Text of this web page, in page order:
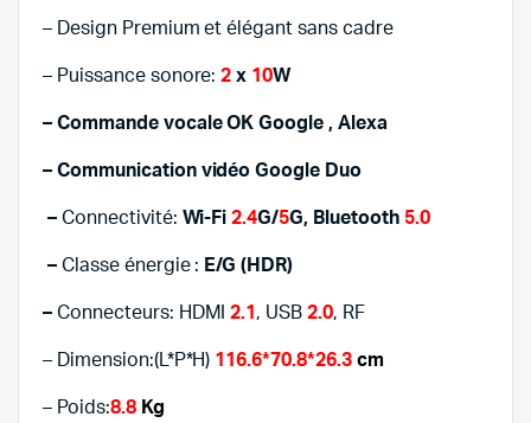
– Design Premium et élégant sans cadre
– Puissance sonore: 2 x 10W
– Commande vocale OK Google , Alexa
– Communication vidéo Google Duo
– Connectivité: Wi-Fi2.4G/5G, Bluetooth 5.0
– Classe énergie : E/G (HDR)
– Connecteurs: HDMI2.1 , USB 2.0, RF
– Dimension:(L*P*H) 116.6*70.8*26.3 cm
– Poids:8.8 Kg